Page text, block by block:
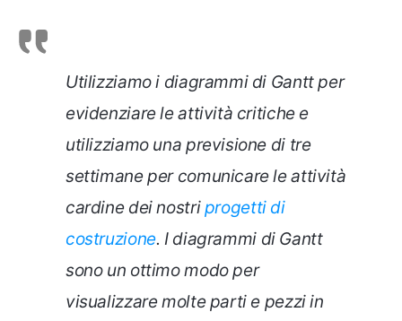
Utilizziamo i diagrammi di Gantt per
evidenziare le attività critiche e
utilizziamo una previsione di tre
settimane per comunicare le attività
cardine dei nostriprogetti di
costruzione. I diagrammi di Gantt
sono un ottimo modo per
visualizzare molte parti e pezzi in